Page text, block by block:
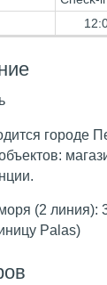
городе
(2 линия):
Palas)